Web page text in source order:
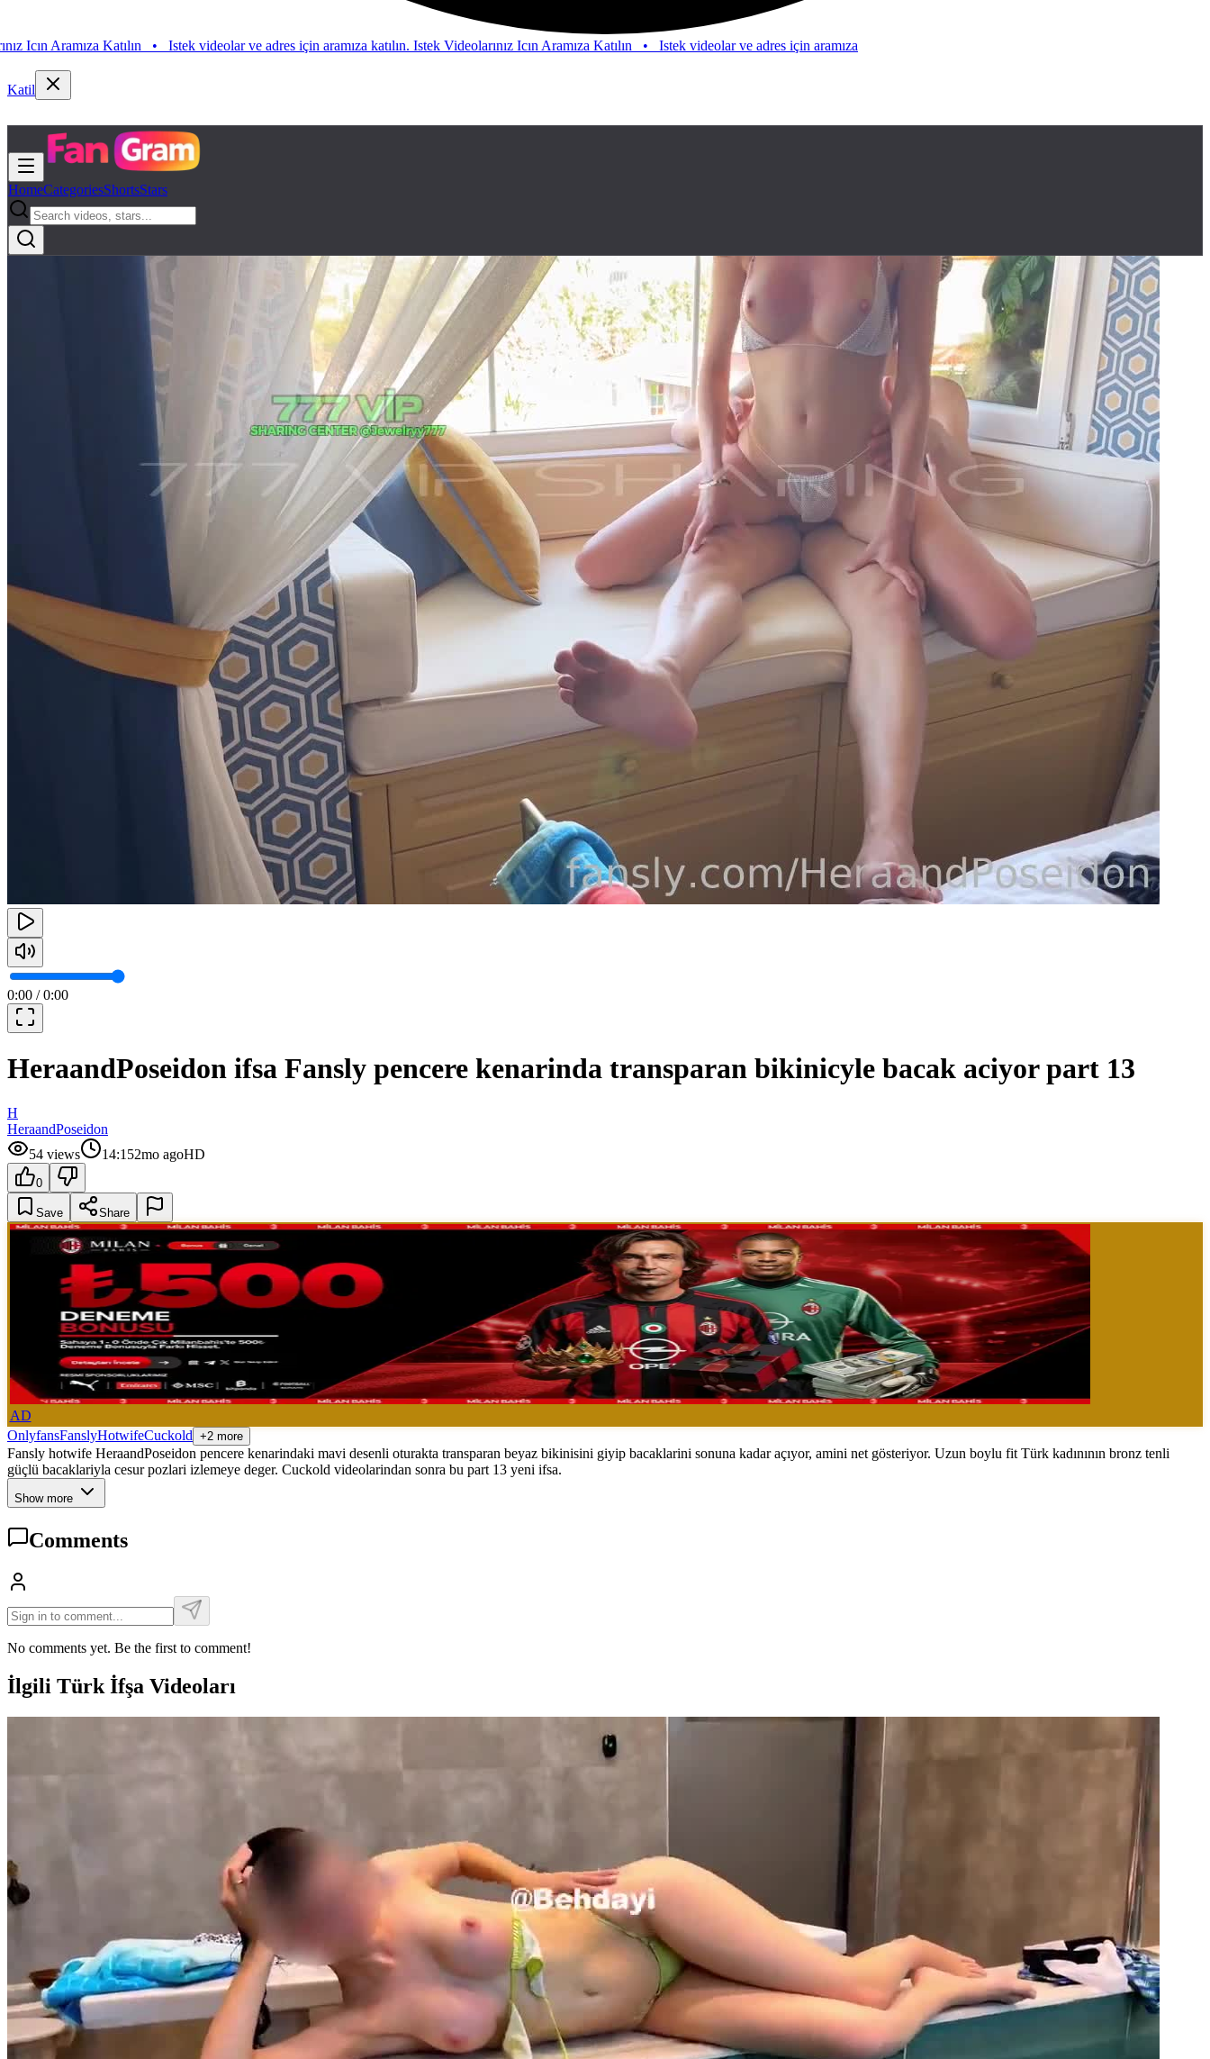
Istek videolar ve adres için aramıza katılın. Istek Videolarınız Icın Aramıza Katılın•Istek videolar ve adres için aramıza katılın. Istek Videolarınız Icın Aramıza Katılın
Katil
HomeCategoriesShortsStars
0:00 /0:00
HeraandPoseidon ifsa Fansly pencere kenarinda transparan bikinicyle bacak aciyor part 13
H
HeraandPoseidon
54 views 14:152mo agoHD
0
Save Share
AD
OnlyfansFanslyHotwifeCuckold +2 more
Fansly hotwife HeraandPoseidon pencere kenarindaki mavi desenli oturakta transparan beyaz bikinisini giyip bacaklarini sonuna kadar açıyor, amini net gösteriyor. Uzun boylu fit Türk kadınının bronz tenli
güçlü bacaklariyla cesur pozlari izlemeye deger. Cuckold videolarindan sonra bu part 13 yeni ifsa.
Show more
Comments
No comments yet. Be the first to comment!
İlgili Türk İfşa Videoları